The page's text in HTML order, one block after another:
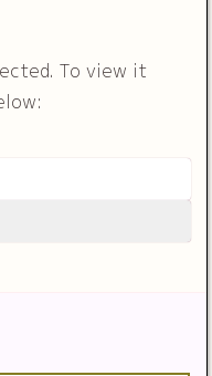
To view it